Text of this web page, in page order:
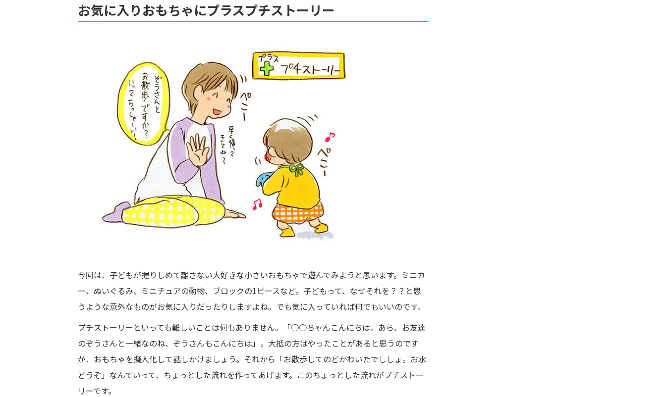
お気に入りおもちゃにプラスプチストーリー
今回は、子どもが握りしめて離さない大好きな小さいおもちゃで遊んでみようと思います。ミニカ
ー、ぬいぐるみ、ミニチュアの動物、ブロックの1ピースなど。子どもって、なぜそれを？？と思
うような意外なものがお気に入りだったりしますよね。でも気に入っていれば何でもいいのです。
プチストーリーといっても難しいことは何もありません。「○○ちゃんこんにちは。あら、お友達
のぞうさんと一緒なのね、ぞうさんもこんにちは」。大抵の方はやったことがあると思うのです
が、おもちゃを擬人化して話しかけましょう。それから「お散歩してのどかわいたでししょ。お水
どうぞ」なんていって、ちょっとした流れを作ってあげます。このちょっとした流れがプチストー
リーです。